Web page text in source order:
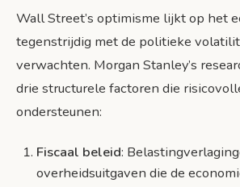
Wall Street’s optimisme lijkt op het
tegenstrijdig met de politieke
verwachten. Morgan Stanley’s
drie structurele factoren die
ondersteunen:
Fiscaal beleid:
overheidsuitgaven die de